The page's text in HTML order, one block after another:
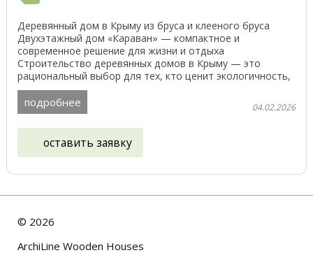
Деревянный дом в Крыму из бруса и клееного бруса
Двухэтажный дом «Караван» — компактное и
современное решение для жизни и отдыха
Строительство деревянных домов в Крыму — это
рациональный выбор для тех, кто ценит экологичность,
комфорт и ...
подробнее 04.02.2026
оставить заявку
© 2026
ArchiLine Wooden Houses